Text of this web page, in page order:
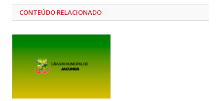
CONTEÚDO RELACIONADO